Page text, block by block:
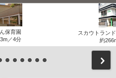
保育園
／4分
スカウトラン
約